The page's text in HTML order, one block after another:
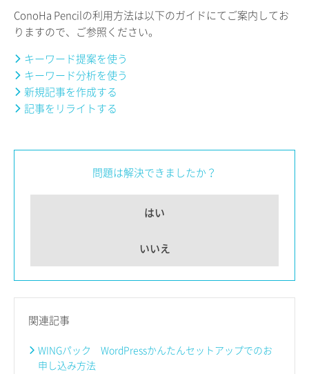
ConoHa Pencilの利用方法は以下のガイドにてご案内してお
りますので、ご参照ください。
キーワード提案を使う
キーワード分析を使う
新規記事を作成する
記事をリライトする
問題は解決できましたか？
はい
いいえ
関連記事
WINGパック WordPressかんたんセットアップでのお
申し込み方法